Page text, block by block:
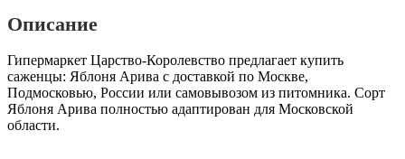
Описание
Гипермаркет Царство-Королевство предлагает купить
саженцы: Яблоня Арива с доставкой по Москве,
Подмосковью, России или самовывозом из питомника. Сорт
Яблоня Арива полностью адаптирован для Московской
области.